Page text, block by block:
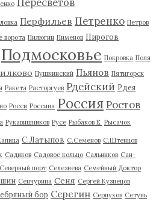
Перфильев Петренко Петров
ворота Пилюгин Пименов Пирогов
Подмосковье Покровка Поля
Пушкинский Пьянов Пятигорск
Ракета Расторгуев Рдейский Рдея
Росси Россина Россия Ростов
Рукавишников Русе Рыбаков Е. Рысачок
С.Латыпов С.Семенов С.Штенцов
Садиков Садовое кольцо Сальников Сан-
Северный порт Селезнева Семейный Доктор
Сенчурина Сеня Сергей Кузнецов
бор Серегин Серпухов Сетунь